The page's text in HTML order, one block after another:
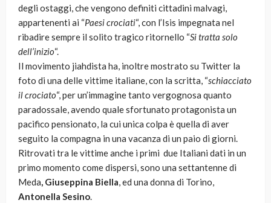
degli ostaggi, che vengono definiti cittadini malvagi,
appartenenti ai “Paesi crociati“, con l’Isis impegnata nel
ribadire sempre il solito tragico ritornello “Si tratta solo
dell’inizio“.
Il movimento jiahdista ha, inoltre mostrato su Twitter la
foto di una delle vittime italiane, con la scritta, “schiacciato
il crociato“, per un’immagine tanto vergognosa quanto
paradossale, avendo quale sfortunato protagonista un
pacifico pensionato, la cui unica colpa è quella di aver
seguito la compagna in una vacanza di un paio di giorni.
Ritrovati tra le vittime anche i primi due Italiani dati in un
primo momento come dispersi, sono una settantenne di
Meda, Giuseppina Biella, ed una donna di Torino,
Antonella Sesino.